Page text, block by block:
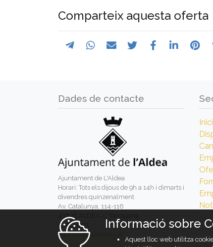
Comparteix aquesta oferta
Dades de contacte
Ajuntament de L'Aldea
Horari: Tots els dijous de 9h a 14h i dimarts i
divendres quinzenalment
Av. Catalunya, 114-116
43896 ALDEA, L' Tarragona
977471735
agencia@baixebre.cat
Inici
Informació sobre
Aquest lloc web utilitza